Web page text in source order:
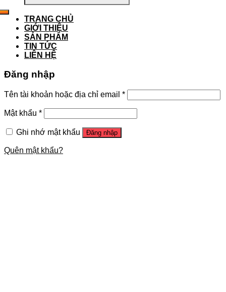
TRANG CHỦ
GIỚI THIỆU
SẢN PHẨM
TIN TỨC
LIÊN HỆ
Đăng nhập
Tên tài khoản hoặc địa chỉ email *
Mật khẩu *
Ghi nhớ mật khẩu Đăng nhập
Quên mật khẩu?